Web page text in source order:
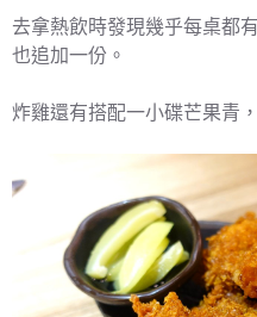
去拿熱飲時發現幾乎每桌都
也追加一份。
炸雞還有搭配一小碟芒果青